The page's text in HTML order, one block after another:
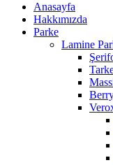
Anasayfa
Hakkımızda
Parke
Lamine